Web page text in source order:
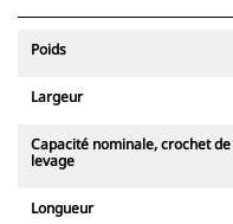
Poids
Largeur
Capacité nominale, crochet de
levage
Longueur